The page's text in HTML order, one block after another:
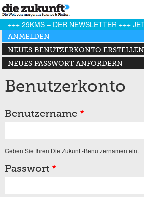
+++ 29KMS – DER NEWSLETTER +++
Haupt-Reiter
ANMELDEN
(AKTIVER REITER)
NEUES BENUTZERKONTO ERSTELLEN
NEUES PASSWORT ANFORDERN
Benutzerkonto
Benutzername *
Geben Sie Ihren Die Zukunft-Benutzernamen ein.
Passwort *